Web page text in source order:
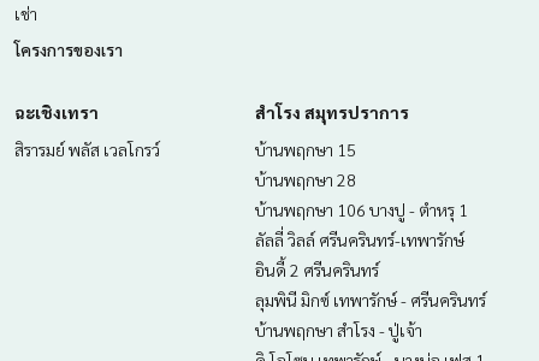
ราคา : 4,750,000 บาท
0.50025800
**เรามีบริการจัดสินเชื่อให้ฟรี พร้อมยินดีให้คำปรึกษา มีให้เลือกทุ
**พร้อมอัตราดอกเบี้ยพิเศษ และ วงเงินสูงสุด 90-100% ของราคา
สนใจสอบถามข้อมูลเพิ่มเติม หรือ นัดชมบ้านได้ที่
นิว (รหัสตัวแทน 7240)
เช่า
โครงการของเรา
ฉะเชิงเทรา
สิรารมย์ พลัส เวลโกรว์
สำโรง สมุทรปราการ
บ้านพฤกษา 15
บ้านพฤกษา 28
บ้านพฤกษา 106 บางปู - ตำหรุ 1
ลัลลี่ วิลล์ ศรีนครินทร์-เทพารักษ์
อินดี้ 2 ศรีนครินทร์
ลุมพินี มิกซ์ เทพารักษ์ - ศรีนครินทร์
บ้านพฤกษา สำโรง - ปู่เจ้า